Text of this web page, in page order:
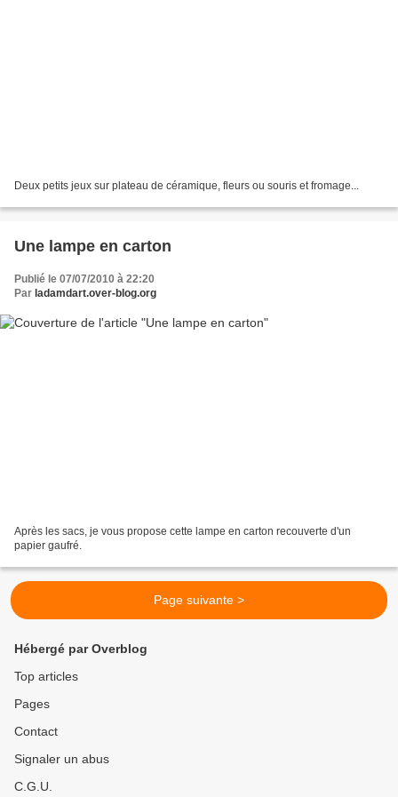
Deux petits jeux sur plateau de céramique, fleurs ou souris et fromage...
Une lampe en carton
Publié le 07/07/2010 à 22:20
Par ladamdart.over-blog.org
Après les sacs, je vous propose cette lampe en carton recouverte d'un
papier gaufré.
Page suivante >
Hébergé par Overblog
Top articles
Pages
Contact
Signaler un abus
C.G.U.